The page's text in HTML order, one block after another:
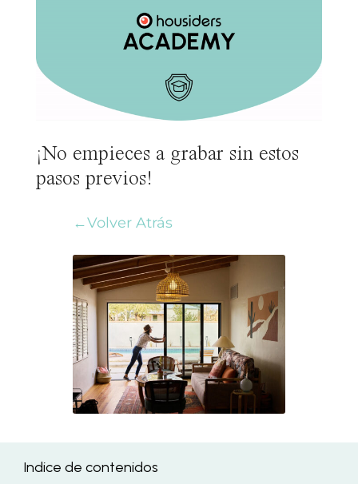
¡No empieces a grabar sin estos
pasos previos!
←Volver Atrás
Indice de contenidos